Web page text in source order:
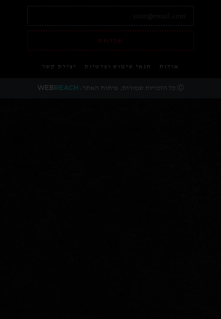
שליחה
אודות תנאי שימוש ופרטיות יצירת קשר
Ⓒ כל הזכויות שמורות. פיתוח האתר: